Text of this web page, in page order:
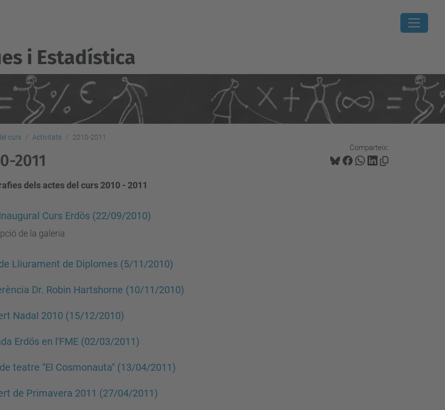
i Estadí­stica
curs Activitats 2010-2011
Comparteix:
2011
dels actes del curs 2010 - 2011
Curs Erdös (22/09/2010)
de la galeria
Lliurament de Diplomes (5/11/2010)
Dr. Robin Hartshorne (10/11/2010)
Nadal 2010 (15/12/2010)
Erdös en l'FME (02/03/2011)
teatre "El Cosmonauta" (13/04/2011)
de Primavera 2011 (27/04/2011)